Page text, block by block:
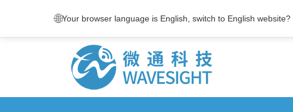
🌐Your browser language is English, switch to English website?